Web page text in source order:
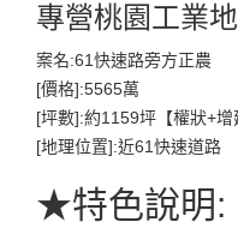
專營桃園工業
案名:61快速路旁方正農
[價格]:5565萬
[坪數]:約1159坪【權狀+增
[地理位置]:近61快速道路
★特色說明: